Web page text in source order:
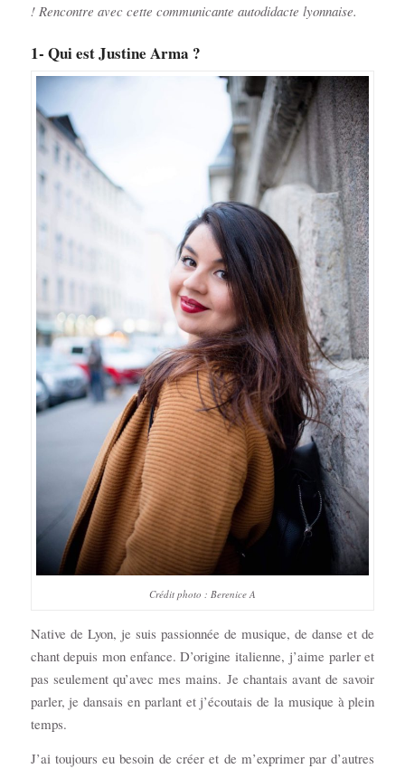
! Rencontre avec cette communicante autodidacte lyonnaise.
1- Qui est Justine Arma ?
Crédit photo : Berenice A
Native de Lyon, je suis passionnée de musique, de danse et de
chant depuis mon enfance. D’origine italienne, j’aime parler et
pas seulement qu’avec mes mains. Je chantais avant de savoir
parler, je dansais en parlant et j’écoutais de la musique à plein
temps.
J’ai toujours eu besoin de créer et de m’exprimer par d’autres